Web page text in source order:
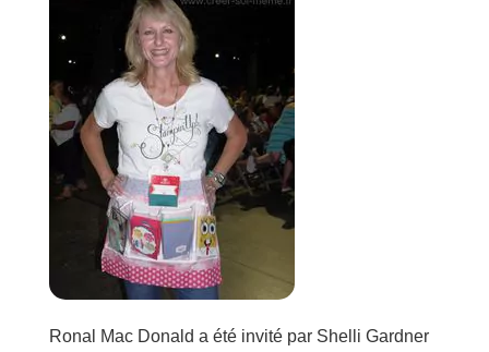
Ronal Mac Donald a été invité par Shelli Gardner